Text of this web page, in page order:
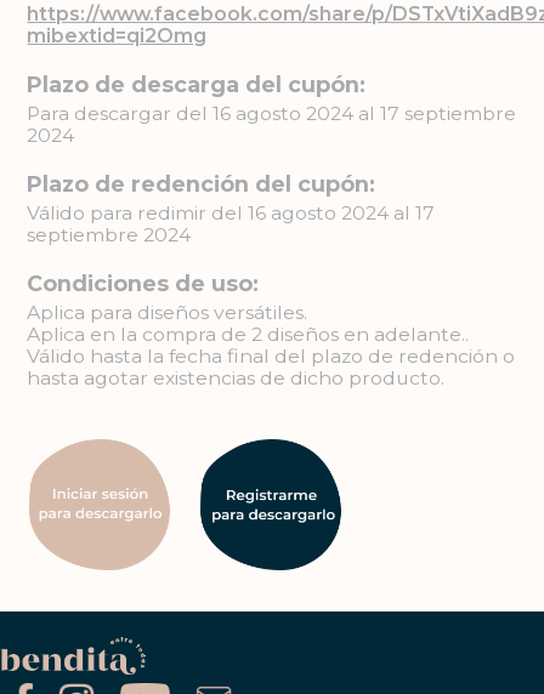
https://www.facebook.com/share/p/
mibextid=qi2Omg
Plazo de descarga del cupón:
Para descargar del 16 agosto 2024 al 17 septiembre
2024
Plazo de redención del cupón:
Válido para redimir del 16 agosto 2024 al 17
septiembre 2024
Condiciones de uso:
Aplica para diseños versátiles.
Aplica en la compra de 2 diseños en adelante..
Válido hasta la fecha final del plazo de redención o
hasta agotar existencias de dicho producto.